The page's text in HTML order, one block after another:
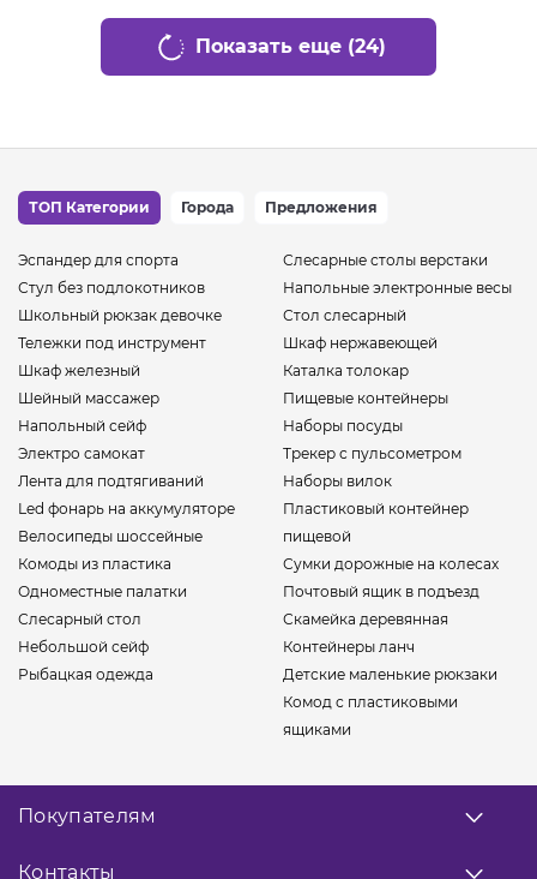
Показать еще (24)
ТОП Категории Города Предложения
Эспандер для спорта
Стул без подлокотников
Школьный рюкзак девочке
Тележки под инструмент
Шкаф железный
Шейный массажер
Напольный сейф
Электро самокат
Слесарные столы верстаки
Напольные электронные весы
Стол слесарный
Шкаф нержавеющей
Каталка толокар
Пищевые контейнеры
Наборы посуды
Трекер с пульсометром
Лента для подтягиваний
Led фонарь на аккумуляторе
Велосипеды шоссейные
Комоды из пластика
Одноместные палатки
Слесарный стол
Небольшой сейф
Рыбацкая одежда
Наборы вилок
Пластиковый контейнер
пищевой
Сумки дорожные на колесах
Почтовый ящик в подъезд
Скамейка деревянная
Контейнеры ланч
Детские маленькие рюкзаки
Комод с пластиковыми
ящиками
Контакты
Покупателям
О нас